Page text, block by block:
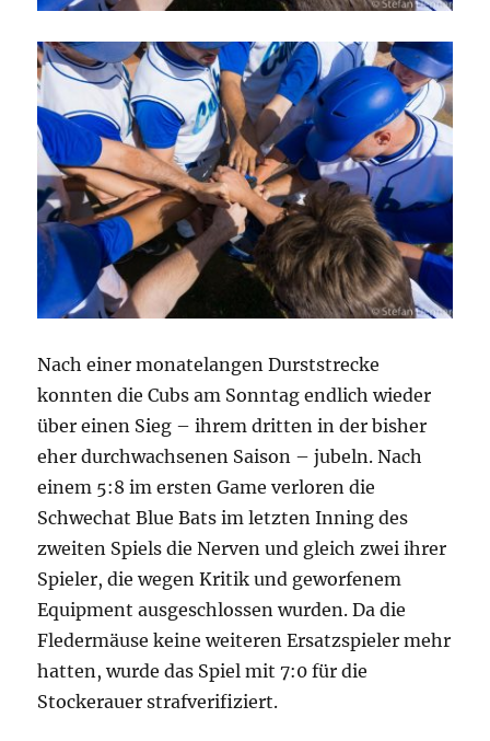
Nach einer monatelangen Durststrecke
konnten die Cubs am Sonntag endlich wieder
über einen Sieg – ihrem dritten in der bisher
eher durchwachsenen Saison – jubeln. Nach
einem 5:8 im ersten Game verloren die
Schwechat Blue Bats im letzten Inning des
zweiten Spiels die Nerven und gleich zwei ihrer
Spieler, die wegen Kritik und geworfenem
Equipment ausgeschlossen wurden. Da die
Fledermäuse keine weiteren Ersatzspieler mehr
hatten, wurde das Spiel mit 7:0 für die
Stockerauer strafverifiziert.